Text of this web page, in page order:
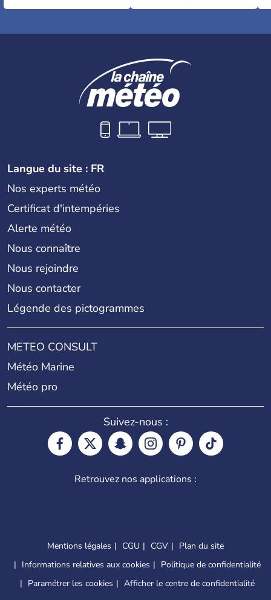
Langue du site : FR
Nos experts météo
Certificat d'intempéries
Alerte météo
Nous connaître
Nous rejoindre
Nous contacter
Légende des pictogrammes
METEO CONSULT
Météo Marine
Météo pro
Suivez-nous :
Retrouvez nos applications :
Mentions légales CGU CGV
Plan du site
Informations relatives aux cookies
Politique de confidentialité
Paramétrer les cookies
Afficher le centre de confidentialité